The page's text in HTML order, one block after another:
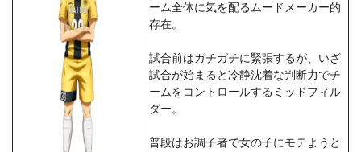
ーム全体に気を配るムードメーカー的
存在。
試合前はガチガチに緊張するが、いざ
試合が始まると冷静沈着な判断力でチ
ームをコントロールするミッドフィル
ダー。
普段はお調子者で女の子にモテようと